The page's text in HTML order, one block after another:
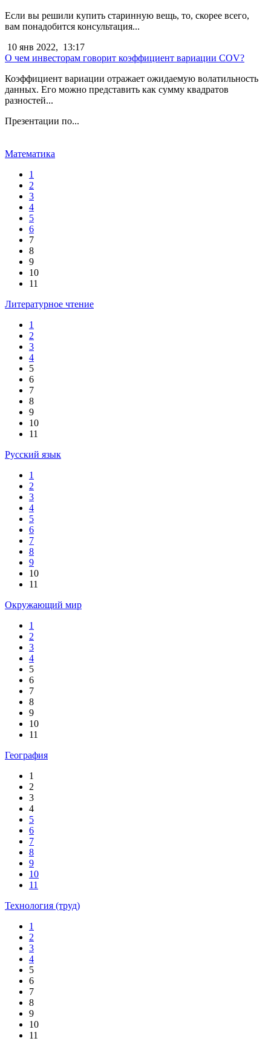
Если вы решили купить старинную вещь, то, скорее всего,
вам понадобится консультация...
10 янв 2022, 13:17
О чем инвесторам говорит коэффициент вариации COV?
Коэффициент вариации отражает ожидаемую волатильность
данных. Его можно представить как сумму квадратов
разностей...
Презентации по...
Математика
1
2
3
4
5
6
7
8
9
10
11
Литературное чтение
1
2
3
4
5
6
7
8
9
10
11
Русский язык
1
2
3
4
5
6
7
8
9
10
11
Окружающий мир
1
2
3
4
5
6
7
8
9
10
11
География
1
2
3
4
5
6
7
8
9
10
11
Технология (труд)
1
2
3
4
5
6
7
8
9
10
11